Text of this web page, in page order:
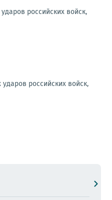
российских войск,
российских войск,